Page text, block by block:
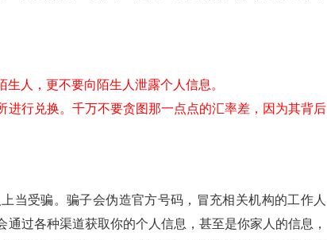
人，更不要向陌生人泄露个人信息。
行兑换。千万不要贪图那一点点的汇率差，因为其背后
当受骗。骗子会伪造官方号码，冒充相关机构的工作人
过各种渠道获取你的个人信息，甚至是你家人的信息，